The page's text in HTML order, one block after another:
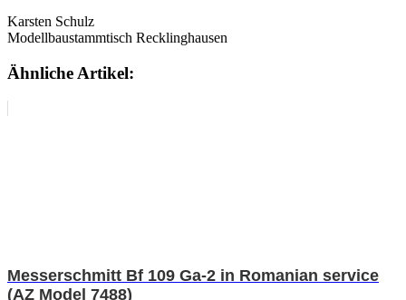
Karsten Schulz
Modellbaustammtisch Recklinghausen
Ähnliche Artikel:
Messerschmitt Bf 109 Ga-2 in Romanian service
(AZ Model 7488)